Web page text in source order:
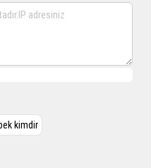
kimdir